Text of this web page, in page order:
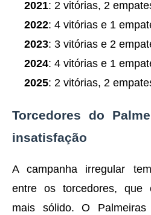
2021: 2 vitórias, 2
2022: 4 vitórias e 1
2023: 3 vitórias e 2
2024: 4 vitórias e 1
2025: 2 vitórias, 2
Torcedores do
insatisfação
A campanha irregular
entre os torcedores, que
mais sólido. O Palmeiras